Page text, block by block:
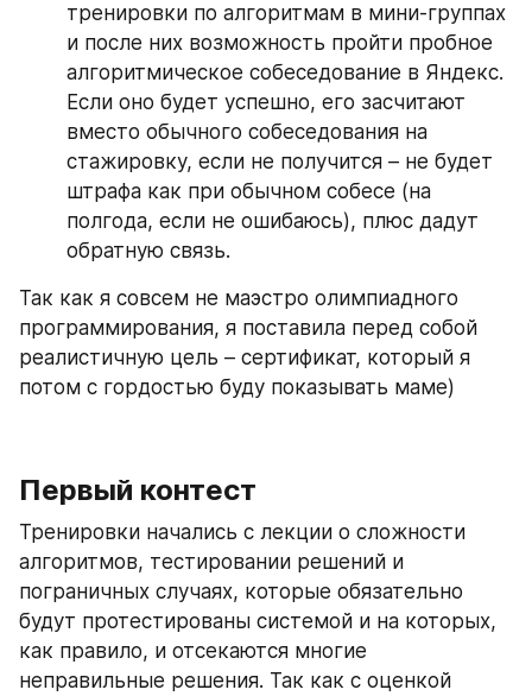
тренировки по алгоритмам в мини-группах
и после них возможность пройти пробное
алгоритмическое собеседование в Яндекс.
Если оно будет успешно, его засчитают
вместо обычного собеседования на
стажировку, если не получится – не будет
штрафа как при обычном собесе (на
полгода, если не ошибаюсь), плюс дадут
обратную связь.
Так как я совсем не маэстро олимпиадного
программирования, я поставила перед собой
реалистичную цель – сертификат, который я
потом с гордостью буду показывать маме)
Первый контест
Тренировки начались с лекции о сложности
алгоритмов, тестировании решений и
пограничных случаях, которые обязательно
будут протестированы системой и на которых,
как правило, и отсекаются многие
неправильные решения. Так как с оценкой